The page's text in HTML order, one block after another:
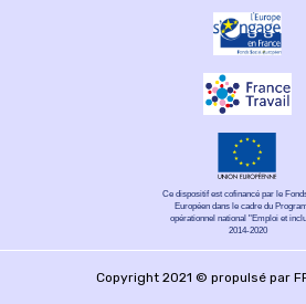
Ce dispositif est cofinancé par le
Européen dans le cadre du
opérationnel national "Emploi et
2014-2020
Copyright 2021 © propulsé par